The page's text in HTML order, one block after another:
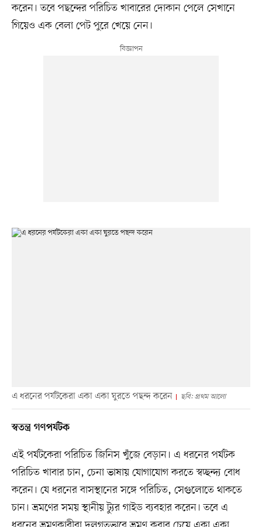
করেন। তবে পছন্দের পরিচিত খাবারের দোকান পেলে সেখানে
গিয়েও এক বেলা পেট পুরে খেয়ে নেন।
এ ধরনের পর্যটকেরা একা একা ঘুরতে পছন্দ করেন ছবি: প্রথম আলো
স্বতন্ত্র গণপর্যটক
এই পর্যটকেরা পরিচিত জিনিস খুঁজে বেড়ান। এ ধরনের পর্যটক
পরিচিত খাবার চান, চেনা ভাষায় যোগাযোগ করতে স্বচ্ছন্দ্য বোধ
করেন। যে ধরনের বাসস্থানের সঙ্গে পরিচিত, সেগুলোতে থাকতে
চান। ভ্রমণের সময় স্থানীয় ট্যুর গাইড ব্যবহার করেন। তবে এ